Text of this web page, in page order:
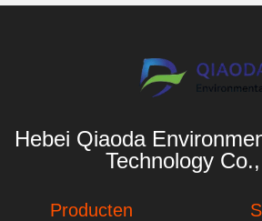
Hebei Qiaoda
Technology
Producten